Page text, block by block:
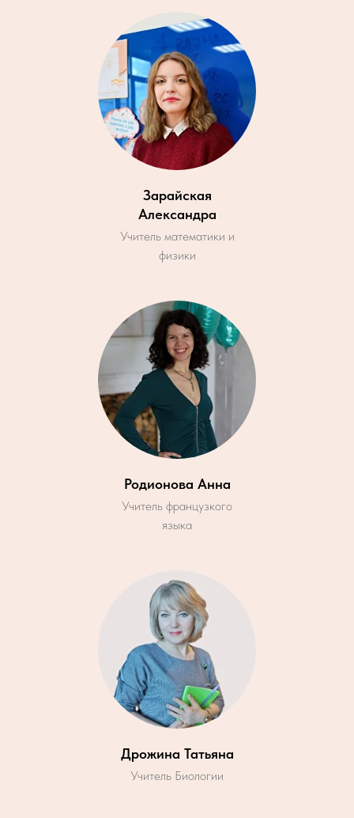
Зарайская
Александра
Учитель математики и
физики
Родионова Анна
Учитель французкого
языка
Дрожина Татьяна
Учитель Биологии